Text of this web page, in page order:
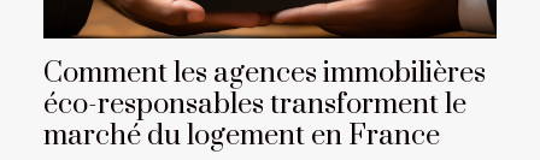
Comment les agences immobilières
éco-responsables transforment le
marché du logement en France